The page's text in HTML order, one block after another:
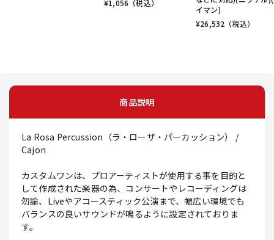
¥1,056 （税込）
イマン)
¥26,532 （税込）
商品説明
La Rosa Percussion（ラ・ローザ・パーカッション） /
Cajon
カスタムワンは、プロアーティストが使用する事を目的と
して作成された楽器の為、コンサートやレコーディングは
勿論、Liveやアコースティック公演まで、幅広い環境でも
バランスの良いサウンドが鳴るように設定されておりま
す。